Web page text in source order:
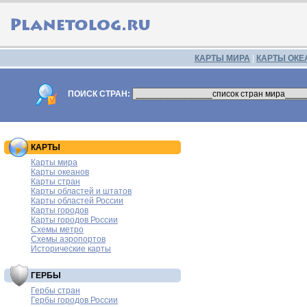
КАРТЫ МИРА КАРТЫ
ПОИСК СТРАН:
КАРТЫ
Карты мира
Карты океанов
Карты стран
Карты областей и штатов
Карты областей России
Карты городов
Карты городов России
Схемы метро
Схемы аэропортов
Исторические карты
ГЕРБЫ
Гербы стран
Гербы городов России